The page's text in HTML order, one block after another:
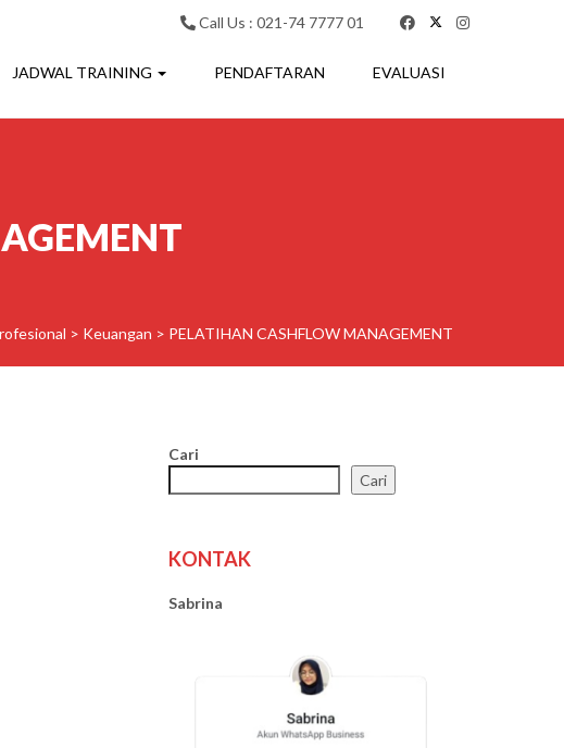
Call Us : 021-74 7777 01
JADWAL TRAINING PENDAFTARAN EVALUASI
> Keuangan > PELATIHAN CASHFLOW MANAGEMENT
Cari
Cari
KONTAK
Sabrina